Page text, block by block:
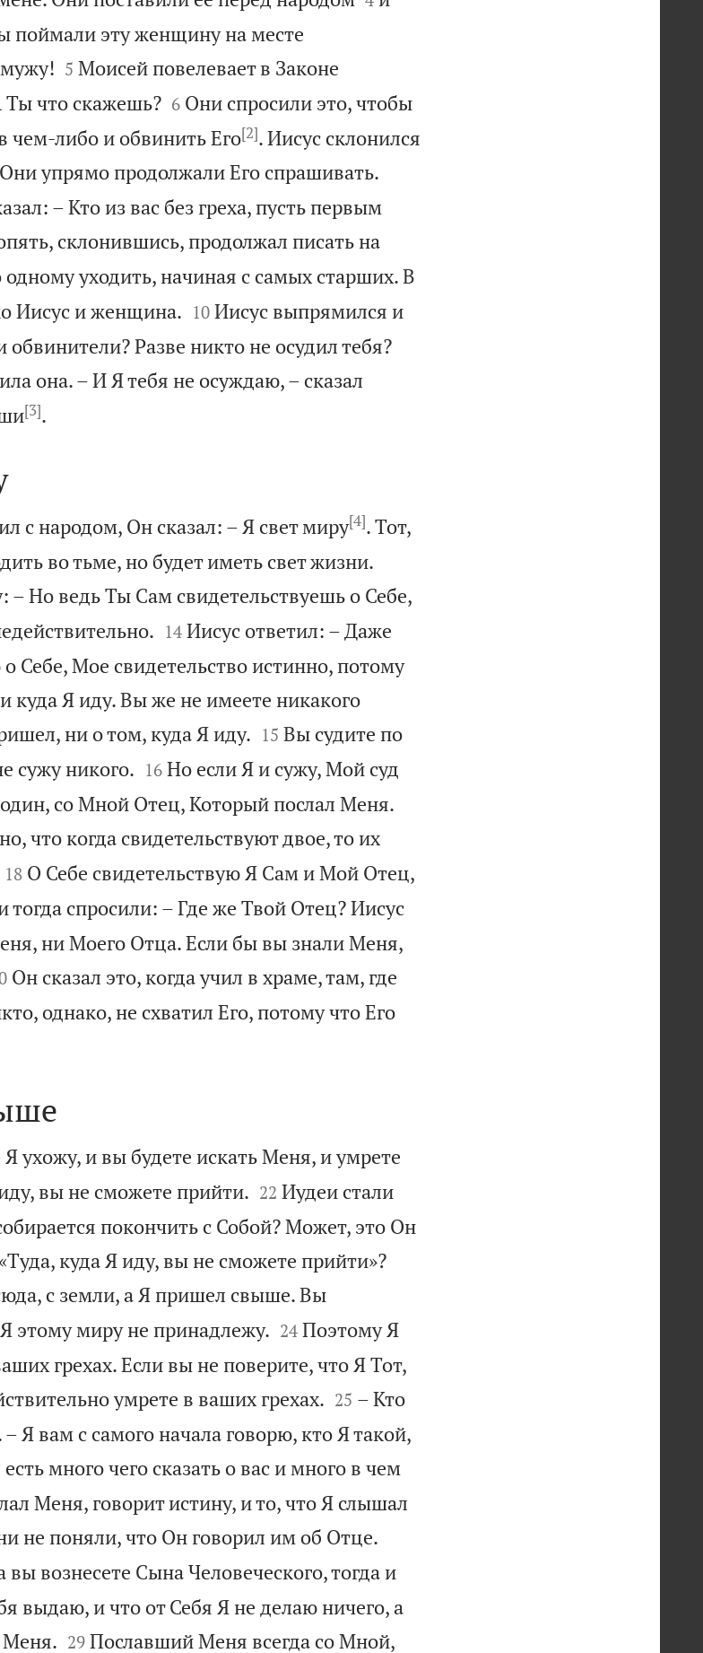
поймали эту женщину на месте

5 Моисей повелевает в Законе
Ты что скажешь?
6 Они спросили это, чтобы
чем-либо и обвинить Его[2]. Иисус склонился
Они упрямо продолжали Его спрашивать.
– Кто из вас без греха, пусть первым
склонившись, продолжал писать на
уходить, начиная с самых старших. В
Иисус и женщина.
10 Иисус выпрямился и
Разве никто не осудил тебя?
она. – И Я тебя не осуждаю, – сказал
[3].
с народом, Он сказал: – Я свет миру[4]. Тот,
во тьме, но будет иметь свет жизни.
– Но ведь Ты Сам свидетельствуешь о Себе,

14 Иисус ответил: – Даже
Себе, Мое свидетельство истинно, потому
куда Я иду. Вы же не имеете никакого
ни о том, куда Я иду.
15 Вы судите по
сужу никого.
16 Но если Я и сужу, Мой суд
со Мной Отец, Который послал Меня.
что когда свидетельствуют двое, то их

18 О Себе свидетельствую Я Сам и Мой Отец,
тогда спросили: – Где же Твой Отец? Иисус
ни Моего Отца. Если бы вы знали Меня,
Он сказал это, когда учил в храме, там, где
однако, не схватил Его, потому что Его
ухожу, и вы будете искать Меня, и умрете
вы не сможете прийти.
22 Иудеи стали
покончить с Собой? Может, это Он
куда Я иду, вы не сможете прийти»?
с земли, а Я пришел свыше. Вы
этому миру не принадлежу.
24 Поэтому Я
грехах. Если вы не поверите, что Я Тот,
умрете в ваших грехах.
25 – Кто
Я вам с самого начала говорю, кто Я такой,
много чего сказать о вас и много в чем
Меня, говорит истину, и то, что Я слышал
не поняли, что Он говорил им об Отце.
вы вознесете Сына Человеческого, тогда и
выдаю, и что от Себя Я не делаю ничего, а
Меня.
29 Пославший Меня всегда со Мной,